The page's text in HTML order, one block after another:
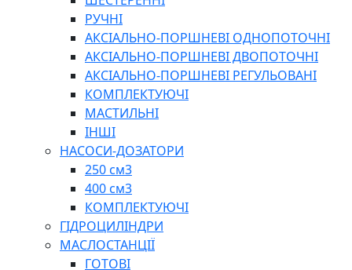
РУЧНІ
АКСІАЛЬНО-ПОРШНЕВІ ОДНОПОТОЧНІ
АКСІАЛЬНО-ПОРШНЕВІ ДВОПОТОЧНІ
АКСІАЛЬНО-ПОРШНЕВІ РЕГУЛЬОВАНІ
КОМПЛЕКТУЮЧІ
МАСТИЛЬНІ
ІНШІ
НАСОСИ-ДОЗАТОРИ
250 см3
400 см3
КОМПЛЕКТУЮЧІ
ГІДРОЦИЛІНДРИ
МАСЛОСТАНЦІЇ
ГОТОВІ